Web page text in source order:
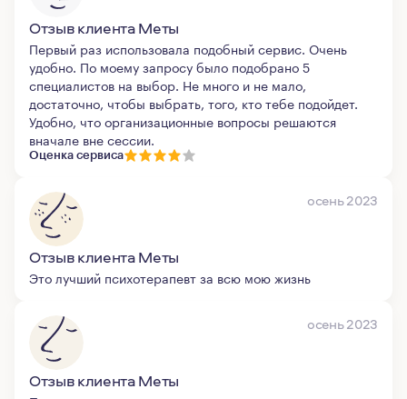
Отзыв клиента Меты
Первый раз использовала подобный сервис. Очень
удобно. По моему запросу было подобрано 5
специалистов на выбор. Не много и не мало,
достаточно, чтобы выбрать, того, кто тебе подойдет.
Удобно, что организационные вопросы решаются
вначале вне сессии.
Оценка сервиса
осень 2023
Отзыв клиента Меты
Это лучший психотерапевт за всю мою жизнь
осень 2023
Отзыв клиента Меты